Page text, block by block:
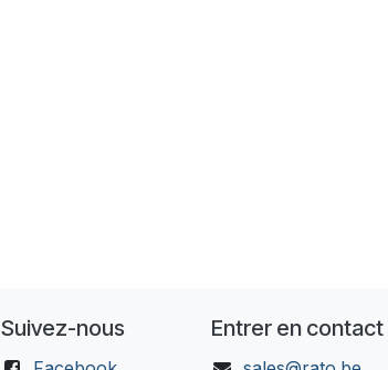
Suivez-nous Entrer en contact